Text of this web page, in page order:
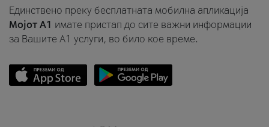
Единствено преку бесплатната мобилна апликација
Мојот A1 имате пристап до сите важни информации
за Вашите A1 услуги, во било кое време.